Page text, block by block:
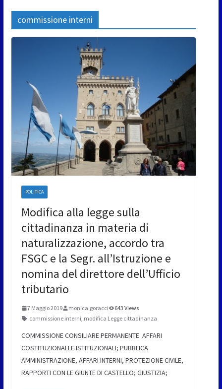
commissione interni
POLITICA
Modifica alla legge sulla
cittadinanza in materia di
naturalizzazione, accordo tra
FSGC e la Segr. all’Istruzione e
nomina del direttore dell’Ufficio
tributario
7 Maggio 2019 monica.goracci
643 Views
commissione interni, modifica Legge cittadinanza
COMMISSIONE CONSILIARE PERMANENTE AFFARI
COSTITUZIONALI E ISTITUZIONALI; PUBBLICA
AMMINISTRAZIONE, AFFARI INTERNI, PROTEZIONE CIVILE,
RAPPORTI CON LE GIUNTE DI CASTELLO; GIUSTIZIA;